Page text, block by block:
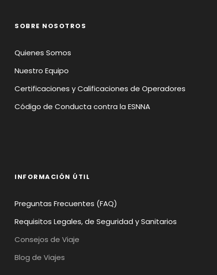
SOBRE NOSOTROS
Quienes Somos
Nuestro Equipo
Certificaciones y Calificaciones de Operadores
Código de Conducta contra la ESNNA
INFORMACIÓN ÚTIL
Preguntas Frecuentes (FAQ)
Requisitos Legales, de Seguridad y Sanitarios
Consejos de Viaje
Blog de Viajes